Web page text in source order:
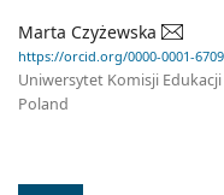
Marta Czyżewska
https://orcid.org/0000-0001-
Uniwersytet Komisji
Poland